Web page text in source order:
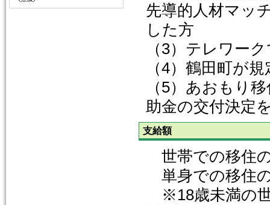
先導的人材マッ
した方
（3）テレワー
（4）鶴田町が
（5）あおもり
助金の交付決定
支給額
世帯での移住
単身での移住
※18歳未満の世